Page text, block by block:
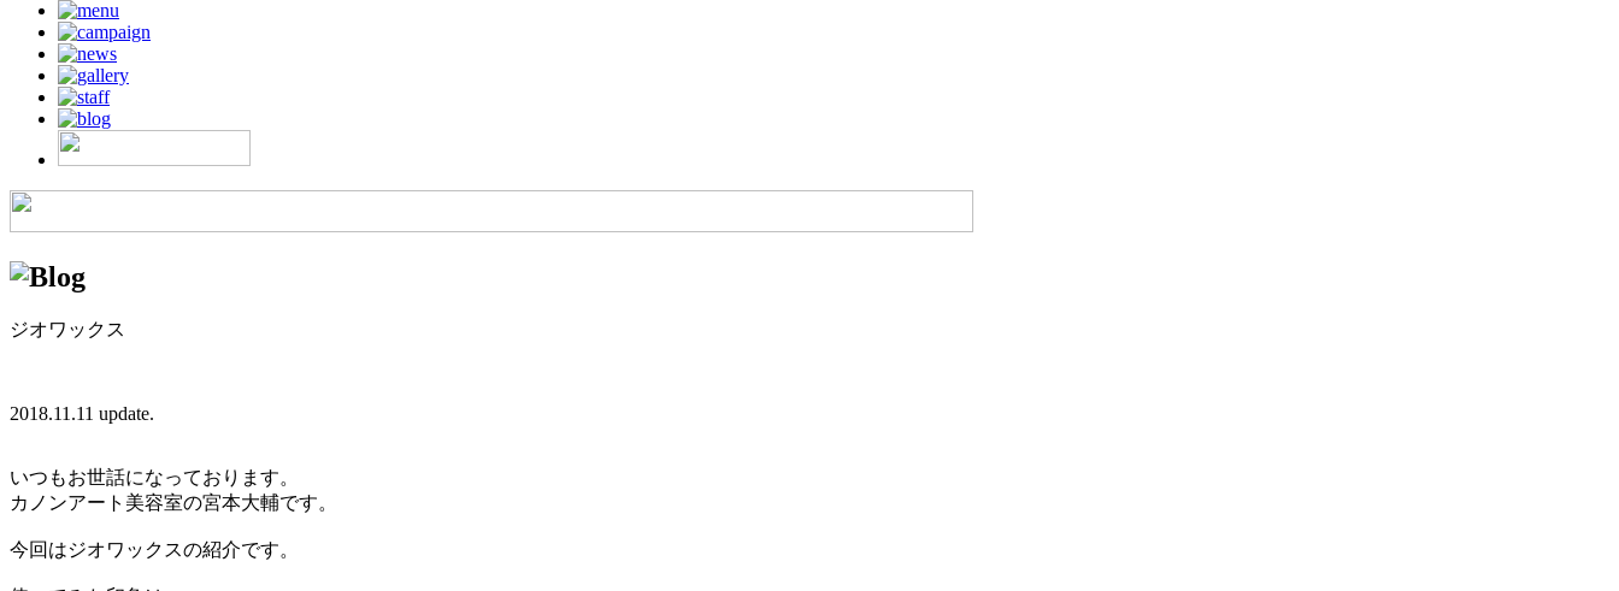
ジオワックス
2018.11.11 update.
いつもお世話になっております。
カノンアート美容室の宮本大輔です。
今回はジオワックスの紹介です。